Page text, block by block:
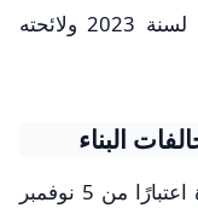
وفقًا لقانون التصالح الجديد رقم 187 لسنة 2023 ولائحته
البناء
نص القرار على أن تبدأ المهلة الجديدة اعتبارًا من 5 نوفمبر